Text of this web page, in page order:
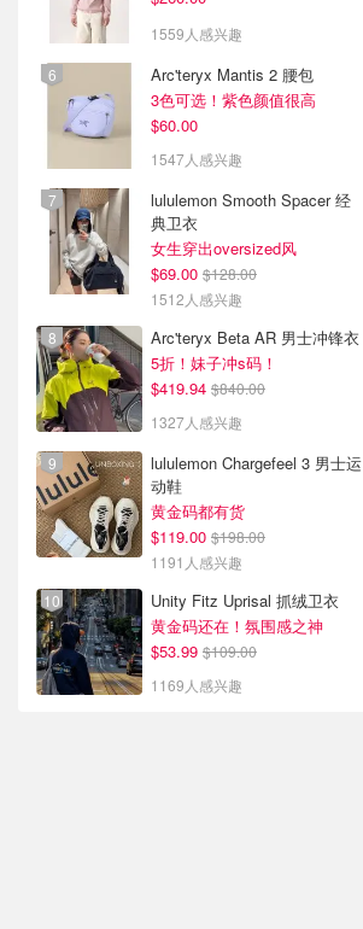
1559人感兴趣
Arc'teryx Mantis 2 腰包
3色可选！紫色颜值很高
$60.00
1547人感兴趣
lululemon Smooth Spacer 经
典卫衣
女生穿出oversized风
$69.00 $128.00
1512人感兴趣
Arc'teryx Beta AR 男士冲锋衣
5折！妹子冲s码！
$419.94 $840.00
1327人感兴趣
lululemon Chargefeel 3 男士运
动鞋
黄金码都有货
$119.00 $198.00
1191人感兴趣
Unity Fitz Uprisal 抓绒卫衣
黄金码还在！氛围感之神
$53.99 $109.00
1169人感兴趣